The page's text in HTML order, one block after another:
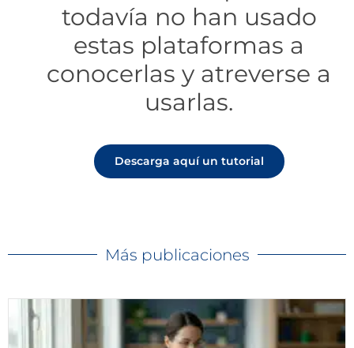
todavía no han usado
estas plataformas a
conocerlas y atreverse a
usarlas.
Descarga aquí un tutorial
Más publicaciones